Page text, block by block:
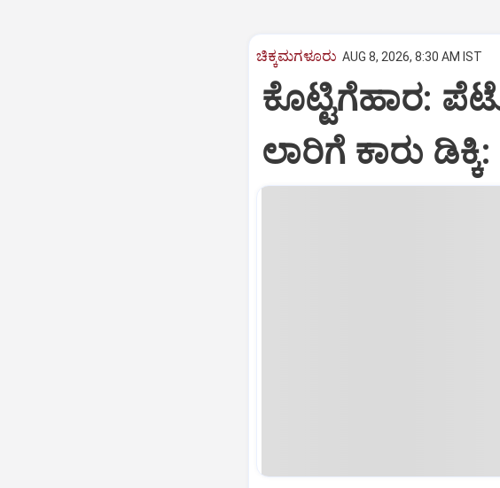
ಚಿಕ್ಕಮಗಳೂರು AUG 8, 2026, 8:30 AM IST
ಕೊಟ್ಟಿಗೆಹಾರ:
ಲಾರಿಗೆ ಕಾರು